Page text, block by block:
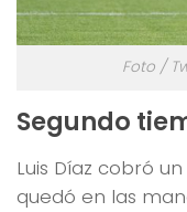
Foto /
Segundo
Luis Díaz cobró
quedó en las